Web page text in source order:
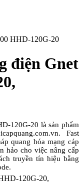
HHD-120G-20
điện Gnet
120G-20 là sản phẩm
Fast
quang hóa mạng cáp
hảo cho việc nâng cấp
truyền tín hiệu bằng